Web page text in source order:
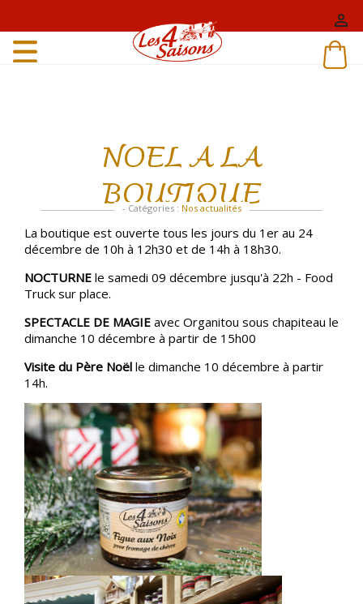

NOEL A LA
BOUTIQUE
- Catégories : Nos actualités
La boutique est ouverte tous les jours du 1er au 24
décembre de 10h à 12h30 et de 14h à 18h30.
NOCTURNE le samedi 09 décembre jusqu'à 22h - Food
Truck sur place.
SPECTACLE DE MAGIE avec Organitou sous chapiteau le
dimanche 10 décembre à partir de 15h00
Visite du Père Noël le dimanche 10 décembre à partir
14h.